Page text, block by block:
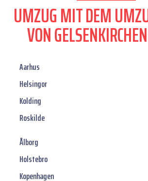
UMZUG MIT DEM
VON
Aarhus
Helsingor
Kolding
Roskilde
Ålborg
Holstebro
Kopenhagen